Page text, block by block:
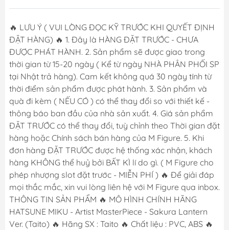
🔥 LƯU Ý ( VUI LÒNG ĐỌC KỸ TRƯỚC KHI QUYẾT ĐỊNH
ĐẶT HÀNG) 🔥 1. Đây là HÀNG ĐẶT TRƯỚC - CHƯA
ĐƯỢC PHÁT HÀNH. 2. Sản phẩm sẽ được giao trong
thời gian từ 15-20 ngày ( Kể từ ngày NHÀ PHÂN PHỐI SP
tại Nhật trả hàng). Cam kết không quá 30 ngày tính từ
thời điểm sản phẩm được phát hành. 3. Sản phẩm và
quà đi kèm ( NẾU CÓ ) có thể thay đổi so với thiết kế -
thông báo ban đầu của nhà sản xuất. 4. Giá sản phẩm
ĐẶT TRƯỚC có thể thay đổi, tuỳ chỉnh theo Thời gian đặt
hàng hoặc Chính sách bán hàng của M Figure. 5. Khi
đơn hàng ĐẶT TRƯỚC được hệ thống xác nhận, khách
hàng KHÔNG thể huỷ bởi BẤT KÌ lí do gì. ( M Figure cho
phép nhượng slot đặt trước - MIỄN PHÍ ) 🔥 Để giải đáp
mọi thắc mắc, xin vui lòng liên hệ với M Figure qua inbox.
THÔNG TIN SẢN PHẨM 🔥 MÔ HÌNH CHÍNH HÃNG
HATSUNE MIKU - Artist MasterPiece - Sakura Lantern
Ver. (Taito) 🔥 Hãng SX : Taito 🔥 Chất liệu : PVC, ABS 🔥